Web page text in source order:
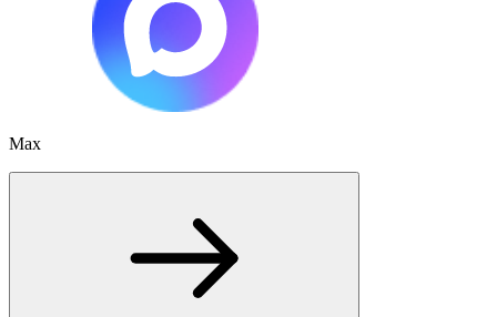
Max